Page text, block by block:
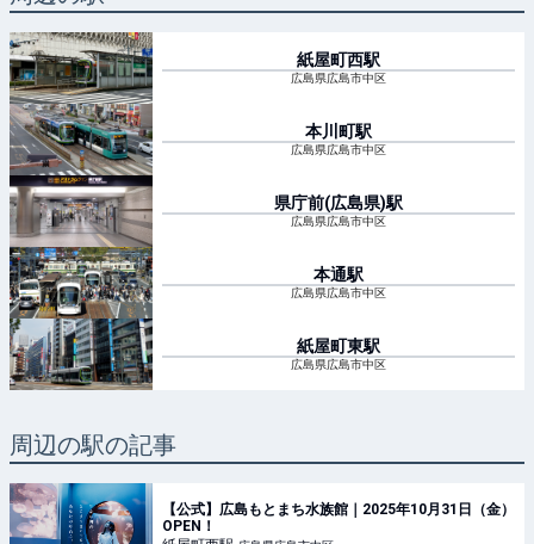
紙屋町西駅
広島県広島市中区
本川町駅
広島県広島市中区
県庁前(広島県)駅
広島県広島市中区
本通駅
広島県広島市中区
紙屋町東駅
広島県広島市中区
周辺の駅の記事
【公式】広島もとまち水族館｜2025年10月31日（金）
OPEN！